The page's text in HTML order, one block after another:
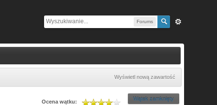
Forums
Wyświetl nową zawartość
Wątek zamknięty
Ocena wątku: